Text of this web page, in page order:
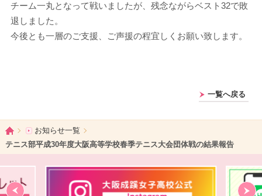
チーム一丸となって戦いましたが、残念ながらベスト32で敗
退しました。
今後とも一層のご支援、ご声援の程宜しくお願い致します。
一覧へ戻る
ホームお知らせ一覧
テニス部平成30年度大阪高等学校春季テニス大会団体戦の結果報告